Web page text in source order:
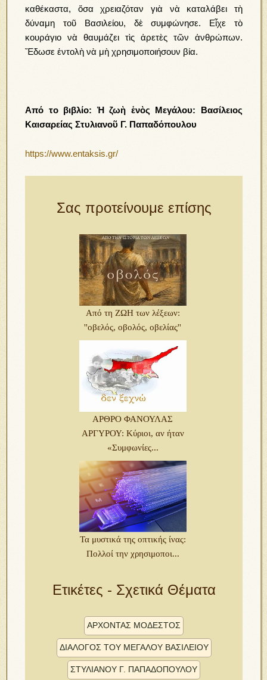
καθέκαστα, ὅσα χρειαζόταν γιὰ νὰ καταλάβει τὴ
δύναμη τοῦ Βασιλείου, δὲ συμφώνησε. Εἶχε τὸ
κουράγιο νὰ θαυμάζει τὶς ἀρετὲς τῶν ἀνθρώπων.
Ἔδωσε ἐντολὴ νὰ μὴ χρησιμοποιήσουν βία.
Από το βιβλίο: Ἡ ζωὴ ἑνὸς Μεγάλου: Βασίλειος
Καισαρείας Στυλιανοῦ Γ. Παπαδόπουλου
https://www.entaksis.gr/
Σας προτείνουμε επίσης
Από τη ΖΩΗ των λέξεων:
''οβελός, οβολός, οβελίας''
ΑΡΘΡΟ ΦΑΝΟΥΛΑΣ
ΑΡΓΥΡΟΥ: Κύριοι, αν ήταν
«Συμφωνίες...
Τα μυστικά της οπτικής ίνας:
Πολλοί την χρησιμοποι...
Ετικέτες - Σχετικά Θέματα
ἌΡΧΟΝΤΑΣ ΜΌΔΕΣΤΟΣ
ΔΙΆΛΟΓΟΣ ΤΟΥ͂ ΜΕΓΆΛΟΥ ΒΑΣΙΛΕΊΟΥ
ΣΤΥΛΙΑΝΟΥ͂ Γ. ΠΑΠΑΔΌΠΟΥΛΟΥ